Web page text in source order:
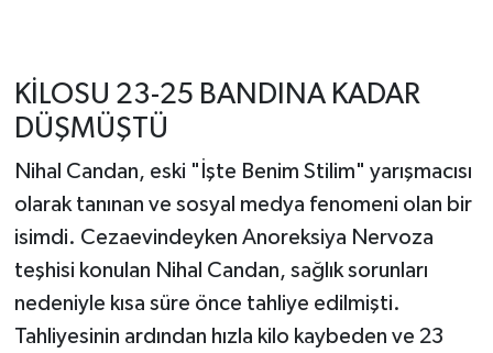
KİLOSU 23-25 BANDINA KADAR
DÜŞMÜŞTÜ
Nihal Candan, eski "İşte Benim Stilim" yarışmacısı
olarak tanınan ve sosyal medya fenomeni olan bir
isimdi. Cezaevindeyken Anoreksiya Nervoza
teşhisi konulan Nihal Candan, sağlık sorunları
nedeniyle kısa süre önce tahliye edilmişti.
Tahliyesinin ardından hızla kilo kaybeden ve 23